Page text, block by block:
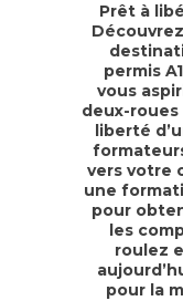
Prêt à
Découvrez
permis
vous
deux-
liberté
vers votre
une
pour
les
roulez
pour la